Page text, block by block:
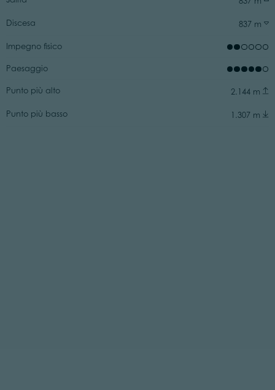
Discesa 837 m
Impegno fisico
Paesaggio
Punto più alto 2.144 m
Punto più basso 1.307 m